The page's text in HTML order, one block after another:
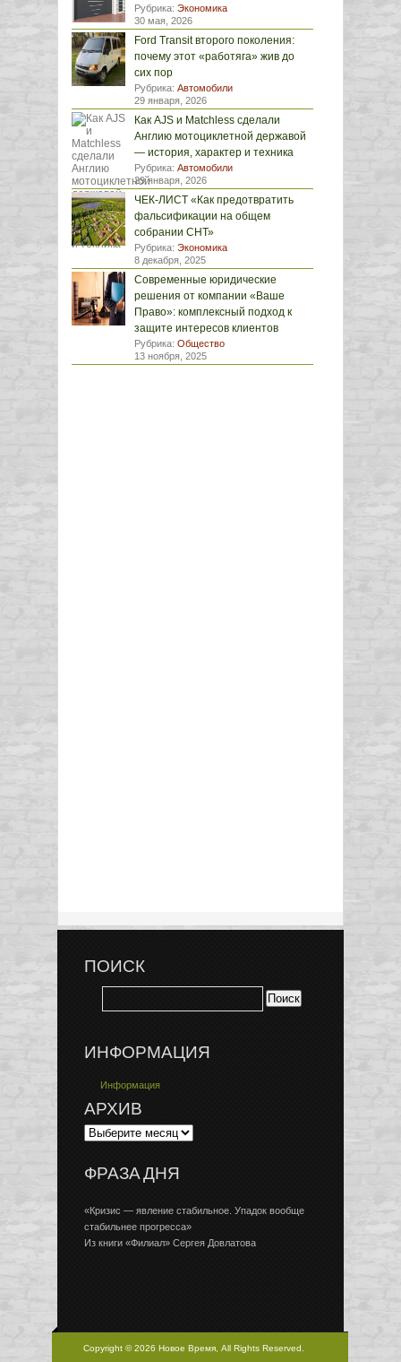
Рубрика: Экономика
30 мая, 2026
Ford Transit второго поколения:
почему этот «работяга» жив до
сих пор
Рубрика: Автомобили
29 января, 2026
Как AJS и Matchless сделали
Англию мотоциклетной державой
— история, характер и техника
Рубрика: Автомобили
29 января, 2026
ЧЕК-ЛИСТ «Как предотвратить
фальсификации на общем
собрании СНТ»
Рубрика: Экономика
8 декабря, 2025
Современные юридические
решения от компании «Ваше
Право»: комплексный подход к
защите интересов клиентов
Рубрика: Общество
13 ноября, 2025
ПОИСК
ИНФОРМАЦИЯ
Информация
АРХИВ
ФРАЗА ДНЯ
«Кризис — явление стабильное. Упадок вообще
стабильнее прогресса»
Из книги «Филиал» Сергея Довлатова
Copyright © 2026 Новое Время, All Rights Reserved.